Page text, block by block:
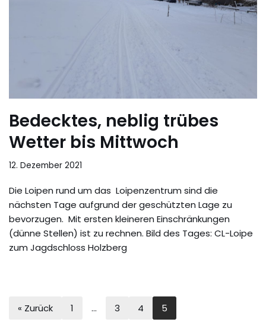
Bedecktes, neblig trübes
Wetter bis Mittwoch
12. Dezember 2021
Die Loipen rund um das Loipenzentrum sind die
nächsten Tage aufgrund der geschützten Lage zu
bevorzugen. Mit ersten kleineren Einschränkungen
(dünne Stellen) ist zu rechnen. Bild des Tages: CL-Loipe
zum Jagdschloss Holzberg
« Zurück 1 … 3 4 5